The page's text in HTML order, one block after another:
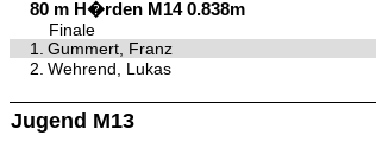
80 m H�rden M14 0.838m
Finale
1.
Gummert, Franz
2. Wehrend, Lukas
Jugend M13